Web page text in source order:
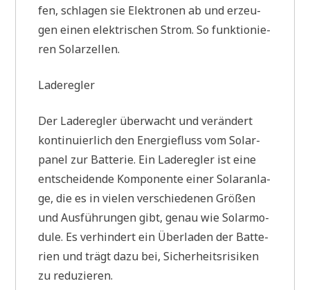
fen, schla­gen sie Elek­tro­nen ab und erzeu­
gen einen elek­tri­schen Strom. So funk­tio­nie­
ren Solarzellen.
Lade­reg­ler
Der Lade­reg­ler über­wacht und ver­än­dert
kon­ti­nu­ier­lich den Ener­gie­fluss vom Solar­
pa­nel zur Bat­te­rie. Ein Lade­reg­ler ist eine
ent­schei­den­de Kom­po­nen­te einer Solar­an­la­
ge, die es in vie­len ver­schie­de­nen Grö­ßen
und Aus­füh­run­gen gibt, genau wie Solar­mo­
du­le. Es ver­hin­dert ein Über­la­den der Bat­te­
rien und trägt dazu bei, Sicher­heits­ri­si­ken
zu reduzieren.